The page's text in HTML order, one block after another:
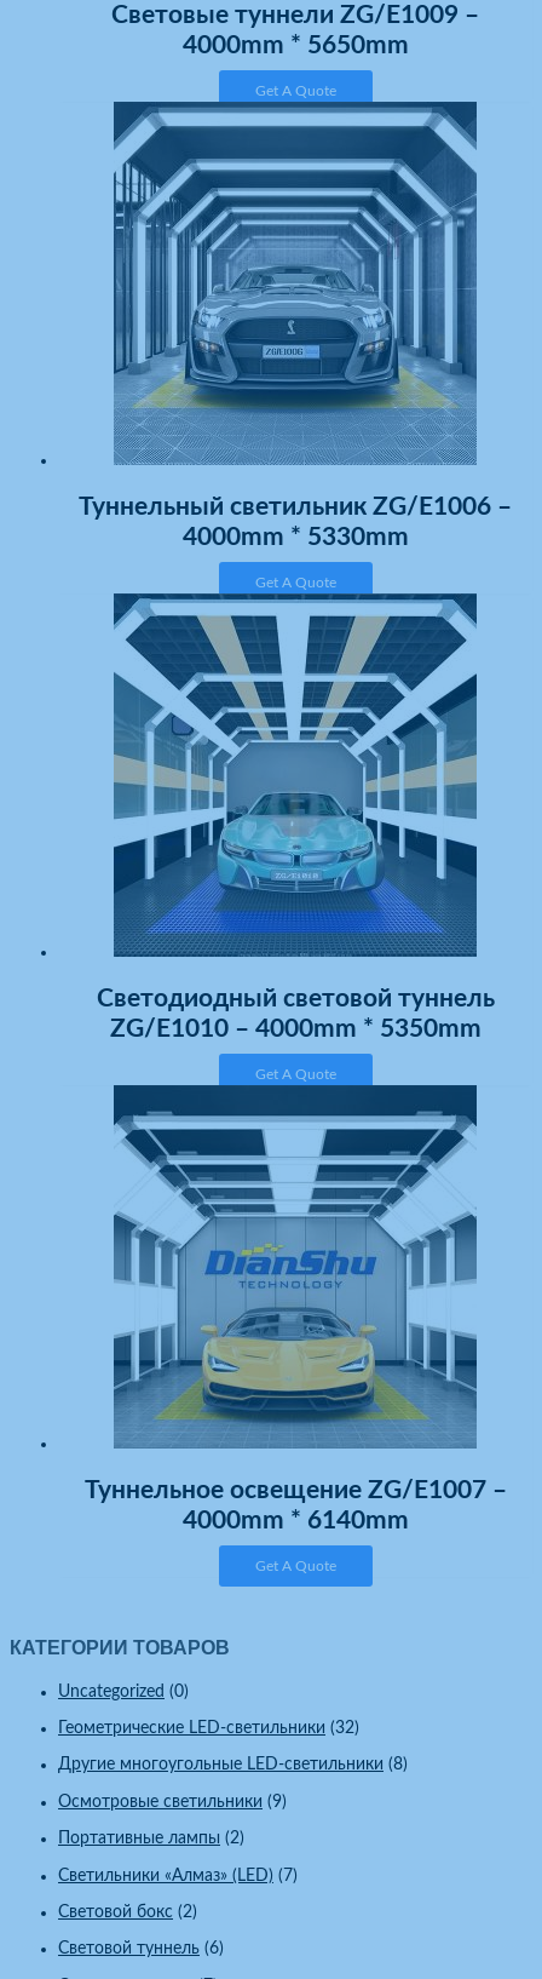
КАТЕГОРИИ ТОВАРОВ
Uncategorized (0)
Геометрические LED-светильники (32)
Другие многоугольные LED-светильники (8)
Осмотровые светильники (9)
Портативные лампы (2)
Светильники «Алмаз» (LED) (7)
Световой бокс (2)
Световой туннель (6)
Световые туннели ZG/E1009 –
4000mm * 5650mm
Get A Quote
Туннельный светильник ZG/E1006 –
4000mm * 5330mm
Get A Quote
Светодиодный световой туннель
ZG/E1010 – 4000mm * 5350mm
Get A Quote
Туннельное освещение ZG/E1007 –
4000mm * 6140mm
Get A Quote